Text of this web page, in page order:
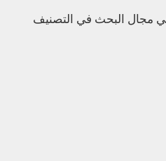
مجال البحث في التصنيف